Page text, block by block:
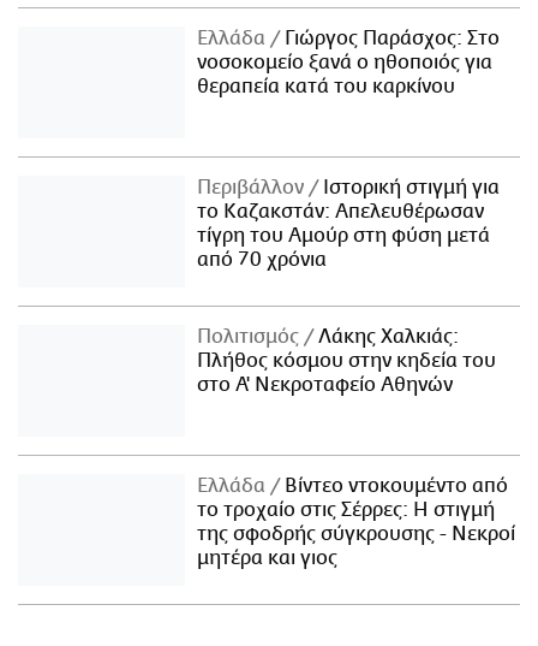
Ελλάδα
Γιώργος Παράσχος: Στο
νοσοκομείο ξανά ο ηθοποιός για
θεραπεία κατά του καρκίνου
Περιβάλλον
Ιστορική στιγμή για
το Καζακστάν: Απελευθέρωσαν
τίγρη του Αμούρ στη φύση μετά
από 70 χρόνια
Πολιτισμός
Λάκης Χαλκιάς:
Πλήθος κόσμου στην κηδεία του
στο Α' Νεκροταφείο Αθηνών
Ελλάδα
Βίντεο ντοκουμέντο από
το τροχαίο στις Σέρρες: Η στιγμή
της σφοδρής σύγκρουσης - Νεκροί
μητέρα και γιος